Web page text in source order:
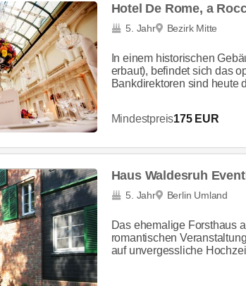
Hotel De Rome, a
5. Jahr Bezirk Mitte
In einem historischen
erbaut), befindet sich das
Bankdirektoren sind heute
Mindestpreis175 EUR
Haus Waldesruh
5. Jahr Berlin Umland
Das ehemalige Forsthaus
romantischen
auf unvergessliche